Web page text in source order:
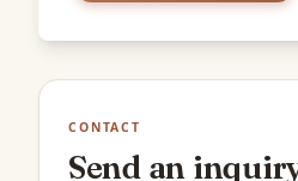
CONTACT
Send an